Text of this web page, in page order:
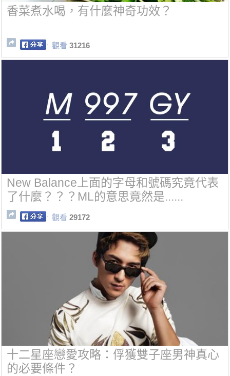
香菜煮水喝，有什麼神奇功效？
觀看 31216
New Balance上面的字母和號碼究竟代表
了什麼？？？ML的意思竟然是......
觀看 29172
十二星座戀愛攻略：俘獲雙子座男神真心
的必要條件？